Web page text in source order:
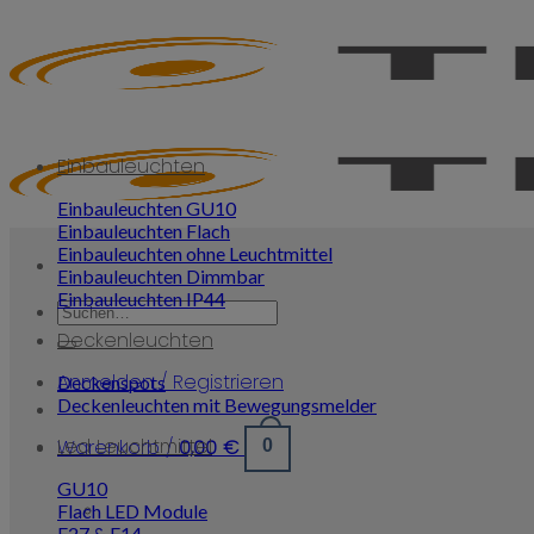
content
Suchen
nach:
Anmelden / Registrieren
Warenkorb /0,00 € 0
Einbauleuchten
Einbauleuchten GU10
Einbauleuchten Flach
Einbauleuchten ohne Leuchtmittel
Einbauleuchten Dimmbar
Einbauleuchten IP44
Deckenleuchten
Deckenspots
Deckenleuchten mit Bewegungsmelder
Led Leuchtmittel
GU10
Flach LED Module